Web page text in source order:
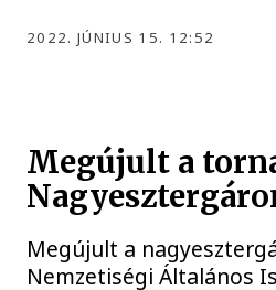
2022. JÚNIUS 15. 12:52
Megújult a
Megújult a
Nemzetiségi Általános